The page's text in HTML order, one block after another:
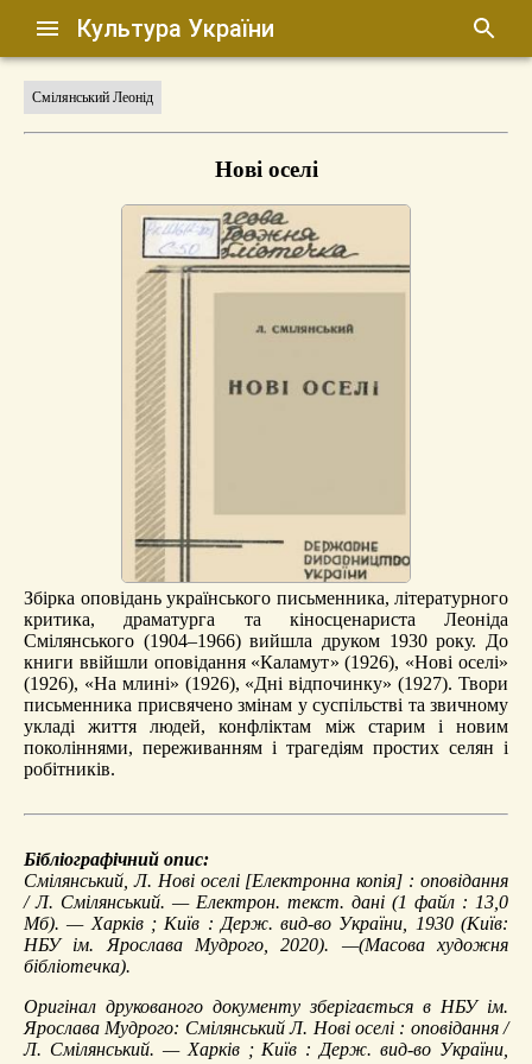
Культура України
Смілянський Леонід
Нові оселі
Збірка оповідань українського письменника, літературного
критика, драматурга та кіносценариста Леоніда
Смілянського (1904–1966) вийшла друком 1930 року. До
книги ввійшли оповідання «Каламут» (1926), «Нові оселі»
(1926), «На млині» (1926), «Дні відпочинку» (1927). Твори
письменника присвячено змінам у суспільстві та звичному
укладі життя людей, конфліктам між старим і новим
поколіннями, переживанням і трагедіям простих селян і
робітників.
Бібліографічний опис:
Смілянський, Л. Нові оселі[Електронна копія] : оповідання
/ Л. Смілянський. — Електрон. текст. дані (1 файл : 13,0
Мб). — Харків ; Київ : Держ. вид-во України, 1930 (Київ:
НБУ ім. Ярослава Мудрого, 2020). —(Масова художня
бібліотечка).
Оригінал друкованого документу зберігається в НБУ ім.
Ярослава Мудрого: Смілянський Л. Нові оселі : оповідання /
Л. Смілянський. — Харків ; Київ : Держ. вид-во України,